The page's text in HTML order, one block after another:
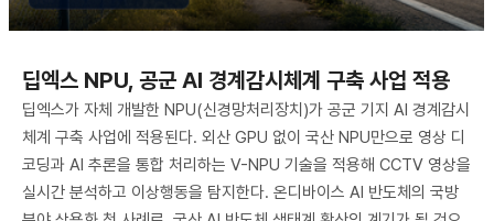
딥엑스 NPU, 공군 AI 경계감시체계 구축 사업 적용
딥엑스가 자체 개발한 NPU(신경망처리장치)가 공군 기지 AI 경계감시
체계 구축 사업에 적용된다. 외산 GPU 없이 국산 NPU만으로 영상 디
코딩과 AI 추론을 통합 처리하는 V-NPU 기술을 적용해 CCTV 영상을
실시간 분석하고 이상행동을 탐지한다. 온디바이스 AI 반도체의 국방